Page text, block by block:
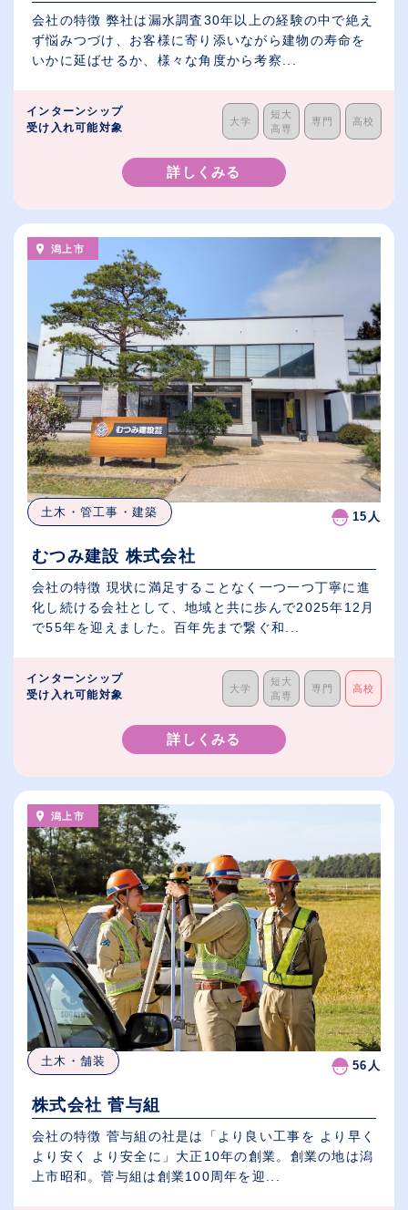
会社の特徴 弊社は漏水調査30年以上の経験の中で絶え
ず悩みつづけ、お客様に寄り添いながら建物の寿命を
いかに延ばせるか、様々な角度から考察...
インターンシップ
受け入れ可能対象
大学
短大
高専
専門 高校
詳しくみる
潟上市
土木・管工事・建築 15人
むつみ建設 株式会社
会社の特徴 現状に満足することなく一つ一つ丁寧に進
化し続ける会社として、地域と共に歩んで2025年12月
で55年を迎えました。百年先まで繋ぐ和...
インターンシップ
受け入れ可能対象
大学
短大
高専
専門 高校
詳しくみる
潟上市
土木・舗装 56人
株式会社 菅与組
会社の特徴 菅与組の社是は「より良い工事を より早く
より安く より安全に」大正10年の創業。創業の地は潟
上市昭和。菅与組は創業100周年を迎...